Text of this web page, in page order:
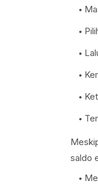
saldo